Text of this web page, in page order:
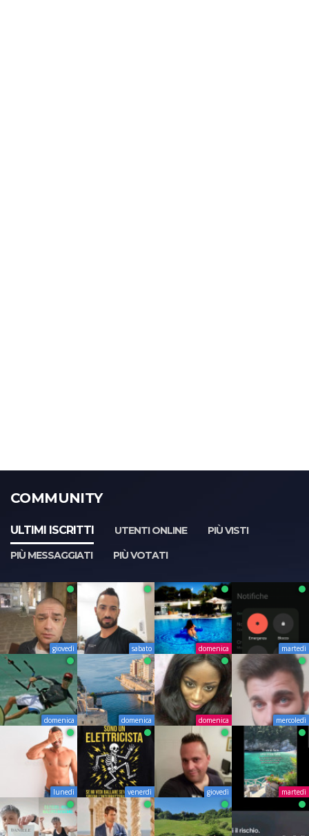
COMMUNITY
ULTIMI ISCRITTI UTENTI ONLINE
PIÙ VISTI
PIÙ MESSAGGIATI
PIÙ VOTATI
giovedì sabato domenica martedì
domenica domenica domenica mercoledì
lunedì venerdì giovedì martedì